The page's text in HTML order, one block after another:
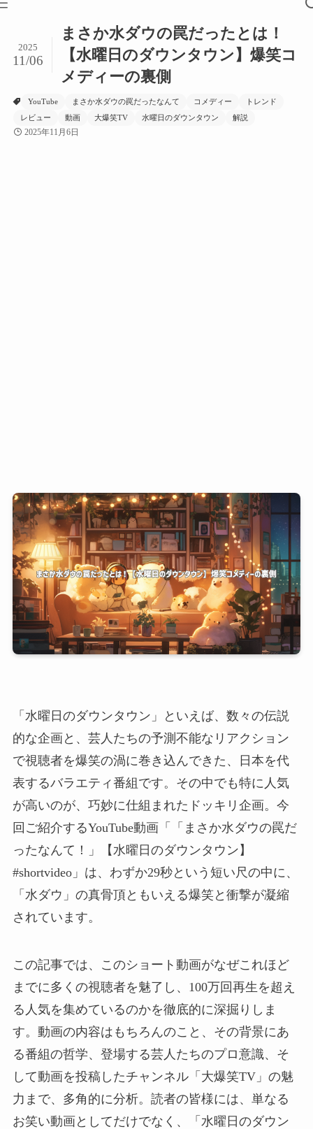
まさか水ダウの罠だったとは！
【水曜日のダウンタウン】爆笑コ
メディーの裏側
2025
11/06
YouTube まさか水ダウの罠だったなんて コメディー
トレンド
レビュー
動画 大爆笑TV 水曜日のダウンタウン 解説
2025年11月6日
「水曜日のダウンタウン」といえば、数々の伝説
的な企画と、芸人たちの予測不能なリアクション
で視聴者を爆笑の渦に巻き込んできた、日本を代
表するバラエティ番組です。その中でも特に人気
が高いのが、巧妙に仕組まれたドッキリ企画。今
回ご紹介するYouTube動画「「まさか水ダウの罠だ
ったなんて！」【水曜日のダウンタウン】
#shortvideo」は、わずか29秒という短い尺の中に、
「水ダウ」の真骨頂ともいえる爆笑と衝撃が凝縮
されています。
この記事では、このショート動画がなぜこれほど
までに多くの視聴者を魅了し、100万回再生を超え
る人気を集めているのかを徹底的に深掘りしま
す。動画の内容はもちろんのこと、その背景にあ
る番組の哲学、登場する芸人たちのプロ意識、そ
して動画を投稿したチャンネル「大爆笑TV」の魅
力まで、多角的に分析。読者の皆様には、単なる
お笑い動画としてだけでなく、「水曜日のダウン